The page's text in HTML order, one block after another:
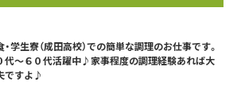
・学生寮（成田高校）での簡単な調理のお仕事です。
代～６０代活躍中♪家事程度の調理経験あれば大
ですよ♪